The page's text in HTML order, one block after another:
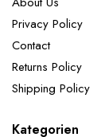
Privacy Policy
Contact
Returns Policy
Shipping Policy
Kategorien